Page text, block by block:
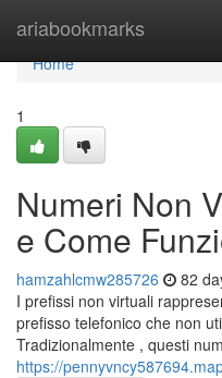
ariabookmarks
Home
Home
1
Numeri Non
e Come
hamzahlcmw285726 82
I prefissi non virtuali
prefisso telefonico che non
Tradizionalmente , questi
https://